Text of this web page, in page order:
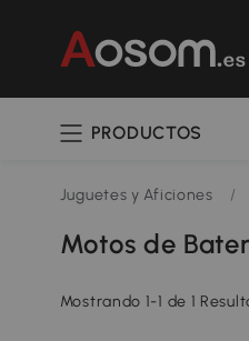
PRODUCTOS
Juguetes y Aficiones /
Motos de
Mostrando 1-1 de 1